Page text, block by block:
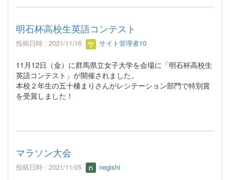
明石杯高校生英語コンテスト
投稿日時 : 2021/11/16 サイト管理者10
11月12日（金）に群馬県立女子大学を会場に「明石杯高校生
英語コンテスト」が開催されました。
本校２年生の五十棲まりさんがレシテーション部門で特別賞
を受賞しました！
マラソン大会
投稿日時 : 2021/11/05 negishi